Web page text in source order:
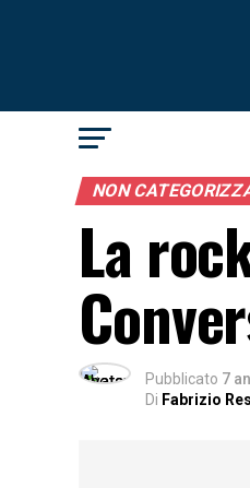
NON
La
Pubblicato 7
Di Fabrizio